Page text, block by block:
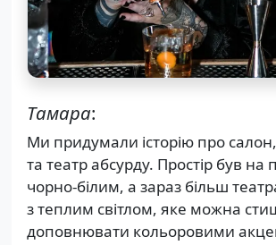
Тамара:
Ми придумали історію про салон,
та театр абсурду. Простір був на
чорно-білим, а зараз більш
з теплим світлом, яке можна
доповнювати кольоровими